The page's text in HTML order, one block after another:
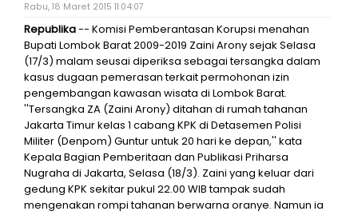
Rabu, 18 Maret 2015 11:04:07
Republika-- Komisi Pemberantasan Korupsi menahan
Bupati Lombok Barat 2009-2019 Zaini Arony sejak Selasa
(17/3) malam seusai diperiksa sebagai tersangka dalam
kasus dugaan pemerasan terkait permohonan izin
pengembangan kawasan wisata di Lombok Barat.
''Tersangka ZA (Zaini Arony) ditahan di rumah tahanan
Jakarta Timur kelas 1 cabang KPK di Detasemen Polisi
Militer (Denpom) Guntur untuk 20 hari ke depan,'' kata
Kepala Bagian Pemberitaan dan Publikasi Priharsa
Nugraha di Jakarta, Selasa (18/3). Zaini yang keluar dari
gedung KPK sekitar pukul 22.00 WIB tampak sudah
mengenakan rompi tahanan berwarna oranye. Namun ia